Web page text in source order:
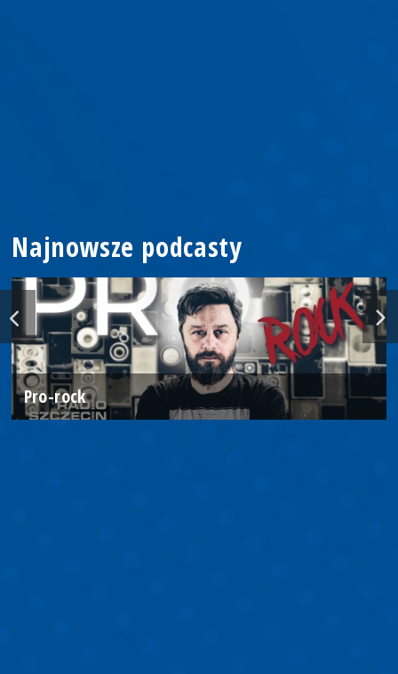
Najnowsze podcasty
Pro-rock